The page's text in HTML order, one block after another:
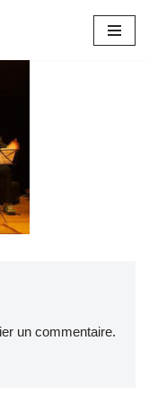
un commentaire.